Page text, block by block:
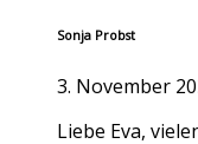
Sonja Probst
3. November
Liebe Eva,